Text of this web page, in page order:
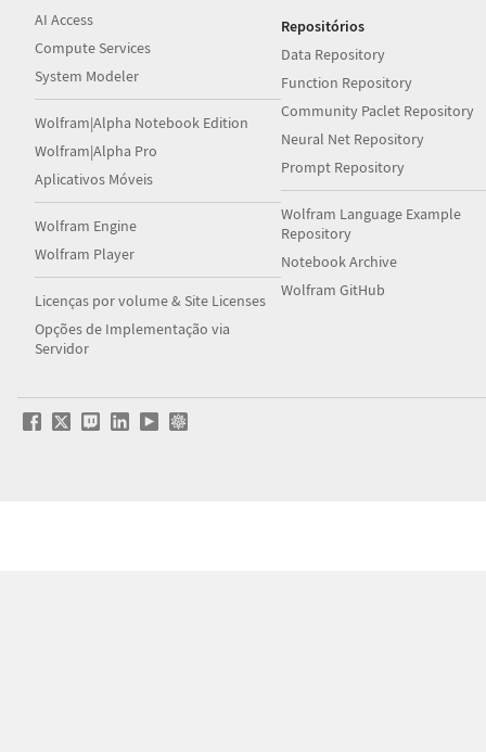
AI Access
Compute Services
System Modeler
Wolfram|Alpha Notebook Edition
Wolfram|Alpha Pro
Aplicativos Móveis
Wolfram Engine
Wolfram Player
Licenças por volume & Site Licenses
Opções de Implementação via
Servidor
Repositórios
Data Repository
Function Repository
Community Paclet Repository
Neural Net Repository
Prompt Repository
Wolfram Language Example
Repository
Notebook Archive
Wolfram GitHub